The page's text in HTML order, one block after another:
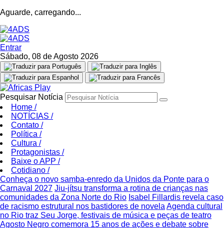
Aguarde, carregando...
Entrar
Sábado, 08 de Agosto 2026
Pesquisar Notícia
Home /
NOTÍCIAS /
Contato /
Política /
Cultura /
Protagonistas /
Baixe o APP /
Cotidiano /
Conheça o novo samba-enredo da Unidos da Ponte para o
Carnaval 2027 Jiu-jítsu transforma a rotina de crianças nas
comunidades da Zona Norte do Rio Isabel Fillardis revela caso
de racismo estrutural nos bastidores de novela Agenda cultural
no Rio traz Seu Jorge, festivais de música e peças de teatro
Agosto Negro comemora 15 anos de ações e debate sobre